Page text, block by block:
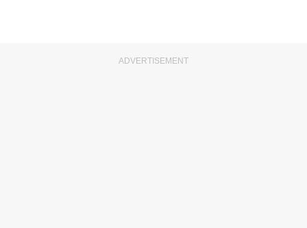
ADVERTISEMENT